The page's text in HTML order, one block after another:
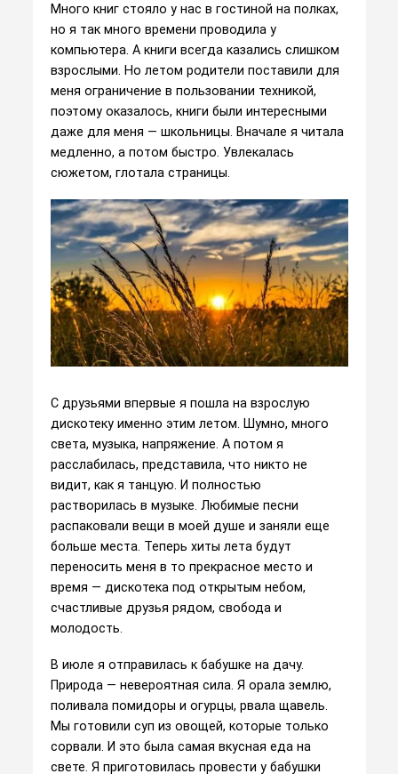
Много книг стояло у нас в гостиной на полках,
но я так много времени проводила у
компьютера. А книги всегда казались слишком
взрослыми. Но летом родители поставили для
меня ограничение в пользовании техникой,
поэтому оказалось, книги были интересными
даже для меня — школьницы. Вначале я читала
медленно, а потом быстро. Увлекалась
сюжетом, глотала страницы.
С друзьями впервые я пошла на взрослую
дискотеку именно этим летом. Шумно, много
света, музыка, напряжение. А потом я
расслабилась, представила, что никто не
видит, как я танцую. И полностью
растворилась в музыке. Любимые песни
распаковали вещи в моей душе и заняли еще
больше места. Теперь хиты лета будут
переносить меня в то прекрасное место и
время — дискотека под открытым небом,
счастливые друзья рядом, свобода и
молодость.
В июле я отправилась к бабушке на дачу.
Природа — невероятная сила. Я орала землю,
поливала помидоры и огурцы, рвала щавель.
Мы готовили суп из овощей, которые только
сорвали. И это была самая вкусная еда на
свете. Я приготовилась провести у бабушки